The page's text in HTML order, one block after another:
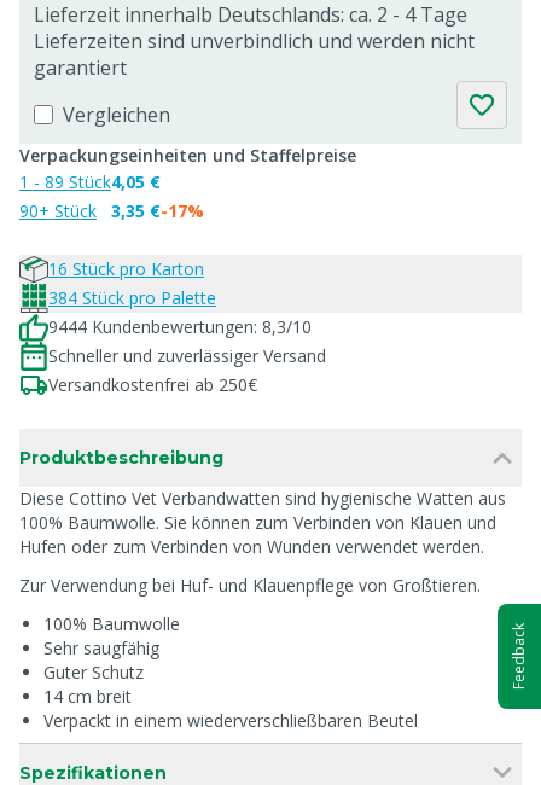
Lieferzeit innerhalb Deutschlands: ca. 2 - 4 Tage
Lieferzeiten sind unverbindlich und werden nicht
garantiert
Vergleichen
Verpackungseinheiten und Staffelpreise
1 - 89 Stück
90+ Stück
4,05 €
3,35 €-17%
16 Stück pro Karton
384 Stück pro Palette
9444 Kundenbewertungen: 8,3/10
Schneller und zuverlässiger Versand
Versandkostenfrei ab 250€
Produktbeschreibung
Diese Cottino Vet Verbandwatten sind hygienische Watten aus
100% Baumwolle. Sie können zum Verbinden von Klauen und
Hufen oder zum Verbinden von Wunden verwendet werden.
Zur Verwendung bei Huf- und Klauenpflege von Großtieren.
100% Baumwolle
Sehr saugfähig
Guter Schutz
14 cm breit
Verpackt in einem wiederverschließbaren Beutel
Spezifikationen
Feedback